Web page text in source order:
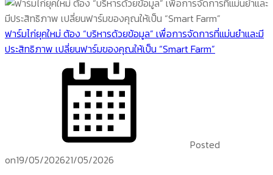
ฟาร์มไก่ยุคใหม่ ต้อง “บริหารด้วยข้อมูล” เพื่อการจัดการที่แม่นยำและมี
ประสิทธิภาพ เปลี่ยนฟาร์มของคุณให้เป็น “Smart Farm”
Posted
on19/05/202621/05/2026